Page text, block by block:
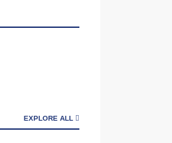
EXPLORE ALL